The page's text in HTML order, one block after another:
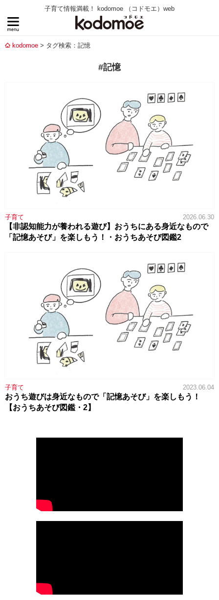
子育て情報満載！ kodomoe （コドモエ）web
kodomoe タグ検索：記憶
#記憶
子育て 2026.06.30
【非認知能力が養われる遊び】おうちにある身近なもので
「記憶あそび」を楽しもう！・おうちあそび図鑑2
子育て 2023.06.04
おうち遊びは身近なもので「記憶あそび」を楽しもう！
【おうちあそび図鑑・2】